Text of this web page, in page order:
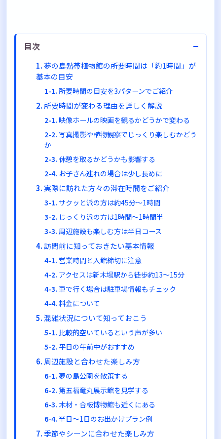
目次 −
夢の島熱帯植物館の所要時間は「約1時間」が
基本の目安
所要時間の目安を3パターンでご紹介
所要時間が変わる理由を詳しく解説
映像ホールの映画を観るかどうかで変わる
写真撮影や植物観察でじっくり楽しむかどう
か
休憩を取るかどうかも影響する
お子さん連れの場合は少し長めに
実際に訪れた方々の滞在時間をご紹介
サクッと派の方は約45分〜1時間
じっくり派の方は1時間〜1時間半
周辺施設も楽しむ方は半日コース
訪問前に知っておきたい基本情報
営業時間と入館締切に注意
アクセスは新木場駅から徒歩約13〜15分
車で行く場合は駐車場情報もチェック
料金について
混雑状況について知っておこう
比較的空いているという声が多い
平日の午前中がおすすめ
周辺施設と合わせた楽しみ方
夢の島公園を散策する
第五福竜丸展示館を見学する
木材・合板博物館も近くにある
半日〜1日のお出かけプラン例
季節やシーンに合わせた楽しみ方